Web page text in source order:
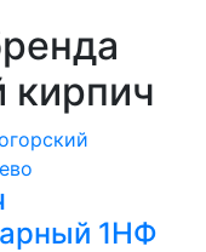
кирпич
1НФ